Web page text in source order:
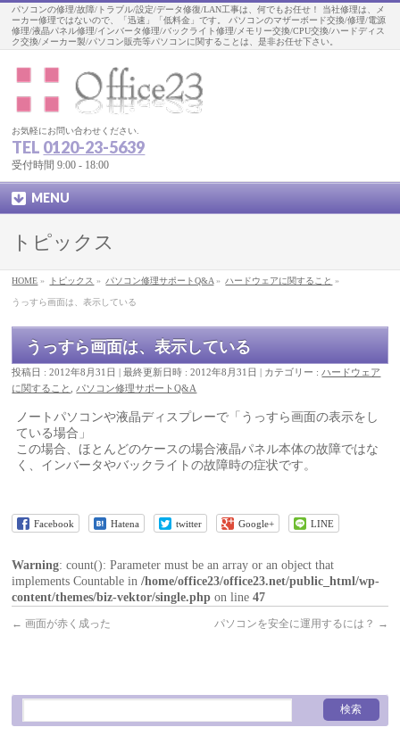
パソコンの修理/故障/トラブル/設定/データ修復/LAN工事は、何でもお任せ！ 当社修理は、メ
ーカー修理ではないので、「迅速」「低料金」です。 パソコンのマザーボード交換/修理/電源
修理/液晶パネル修理/インバータ修理/バックライト修理/メモリー交換/CPU交換/ハードディス
ク交換/メーカー製/パソコン販売等パソコンに関することは、是非お任せ下さい。
お気軽にお問い合わせください.
TEL 0120-23-5639
受付時間 9:00 - 18:00
MENU
トピックス
HOME » トピックス » パソコン修理サポートQ&A » ハードウェアに関すること »
うっすら画面は、表示している
うっすら画面は、表示している
投稿日 : 2012年8月31日 最終更新日時 : 2012年8月31日 カテゴリー :ハードウェア
に関すること
パソコン修理サポートQ&A
ノートパソコンや液晶ディスプレーで「うっすら画面の表示をし
ている場合」
この場合、ほとんどのケースの場合液晶パネル本体の故障ではな
く、インバータやバックライトの故障時の症状です。
Facebook Hatena twitter Google+ LINE
Warning: count(): Parameter must be an array or an object that
implements Countable in/home/office23/office23.net/public_html/wp-
content/themes/biz-vektor/single.php on line47
← 画面が赤く成った パソコンを安全に運用するには？ →